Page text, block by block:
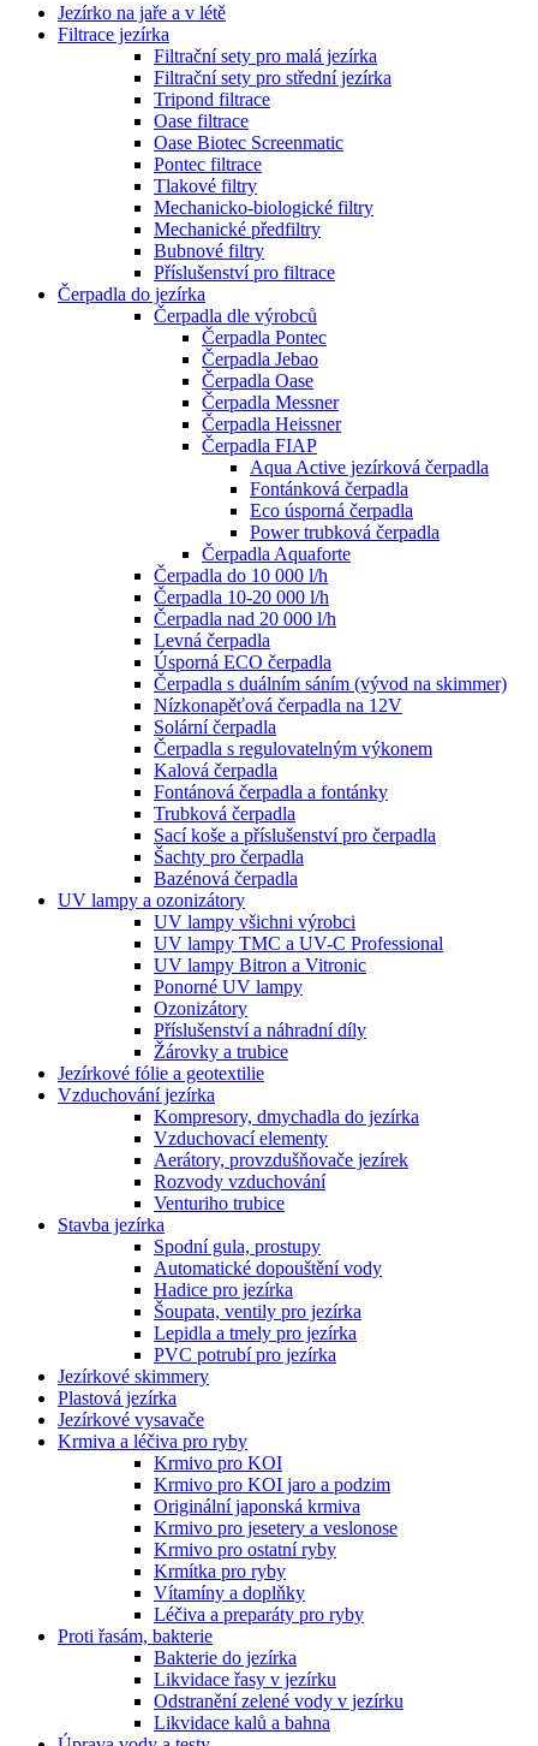
Jezírko na jaře a v létě
Filtrace jezírka
Filtrační sety pro malá jezírka
Filtrační sety pro střední jezírka
Tripond filtrace
Oase filtrace
Oase Biotec Screenmatic
Pontec filtrace
Tlakové filtry
Mechanicko-biologické filtry
Mechanické předfiltry
Bubnové filtry
Příslušenství pro filtrace
Čerpadla do jezírka
Čerpadla dle výrobců
Čerpadla Pontec
Čerpadla Jebao
Čerpadla Oase
Čerpadla Messner
Čerpadla Heissner
Čerpadla FIAP
Aqua Active jezírková čerpadla
Fontánková čerpadla
Eco úsporná čerpadla
Power trubková čerpadla
Čerpadla Aquaforte
Čerpadla do 10 000 l/h
Čerpadla 10-20 000 l/h
Čerpadla nad 20 000 l/h
Levná čerpadla
Úsporná ECO čerpadla
Čerpadla s duálním sáním (vývod na skimmer)
Nízkonapěťová čerpadla na 12V
Solární čerpadla
Čerpadla s regulovatelným výkonem
Kalová čerpadla
Fontánová čerpadla a fontánky
Trubková čerpadla
Sací koše a příslušenství pro čerpadla
Šachty pro čerpadla
Bazénová čerpadla
UV lampy a ozonizátory
UV lampy všichni výrobci
UV lampy TMC a UV-C Professional
UV lampy Bitron a Vitronic
Ponorné UV lampy
Ozonizátory
Příslušenství a náhradní díly
Žárovky a trubice
Jezírkové fólie a geotextilie
Vzduchování jezírka
Kompresory, dmychadla do jezírka
Vzduchovací elementy
Aerátory, provzdušňovače jezírek
Rozvody vzduchování
Venturiho trubice
Stavba jezírka
Spodní gula, prostupy
Automatické dopouštění vody
Hadice pro jezírka
Šoupata, ventily pro jezírka
Lepidla a tmely pro jezírka
PVC potrubí pro jezírka
Jezírkové skimmery
Plastová jezírka
Jezírkové vysavače
Krmiva a léčiva pro ryby
Krmivo pro KOI
Krmivo pro KOI jaro a podzim
Originální japonská krmiva
Krmivo pro jesetery a veslonose
Krmivo pro ostatní ryby
Krmítka pro ryby
Vítamíny a doplňky
Léčiva a preparáty pro ryby
Proti řasám, bakterie
Bakterie do jezírka
Likvidace řasy v jezírku
Odstranění zelené vody v jezírku
Likvidace kalů a bahna